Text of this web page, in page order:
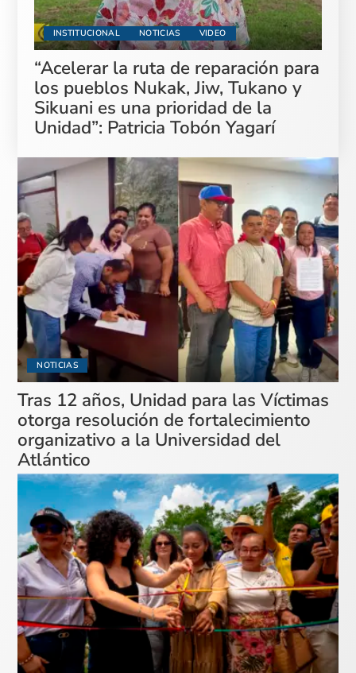
INSTITUCIONAL NOTICIAS VIDEO
“Acelerar la ruta de reparación para
los pueblos Nukak, Jiw, Tukano y
Sikuani es una prioridad de la
Unidad”: Patricia Tobón Yagarí
NOTICIAS
Tras 12 años, Unidad para las Víctimas
otorga resolución de fortalecimiento
organizativo a la Universidad del
Atlántico